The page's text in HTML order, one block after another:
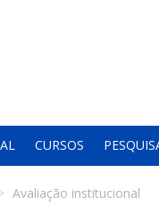
CURSOS
Avaliação institucional